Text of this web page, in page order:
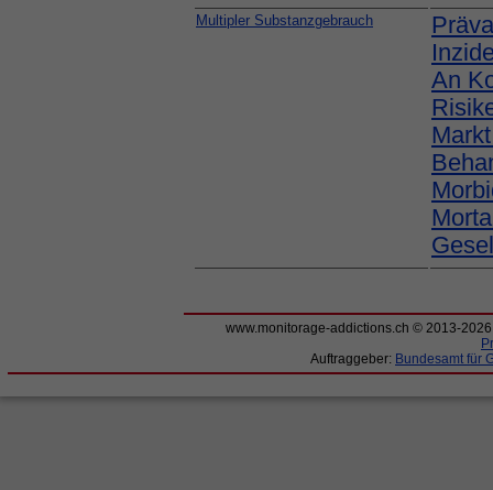
Multipler Substanzgebrauch
An
www.monitorage-addictions.ch © 2013-
Auftraggeber: Bundesamt für